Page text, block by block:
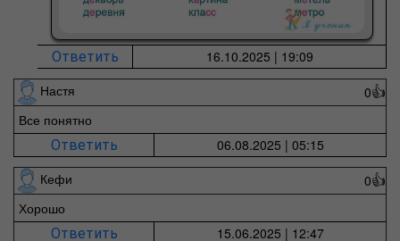
Ответить
16.10.2025 | 19:09
Настя
0👍
Все понятно
Ответить
06.08.2025 | 05:15
Кефи
0👍
Хорошо
Ответить
15.06.2025 | 12:47